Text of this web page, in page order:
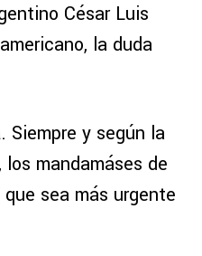
César Luis
la duda
. Siempre y según la
mandamáses de
sea más urgente